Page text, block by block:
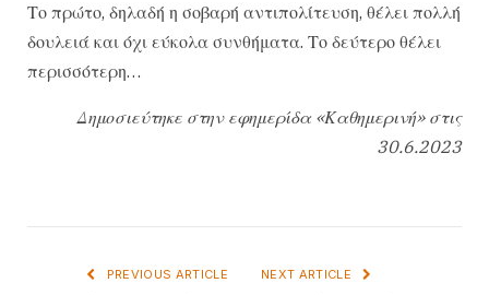
Το πρώτο, δηλαδή η σοβαρή αντιπολίτευση, θέλει πολλή
δουλειά και όχι εύκολα συνθήματα. Το δεύτερο θέλει
περισσότερη…
Δημοσιεύτηκε στην εφημερίδα «Καθημερινή» στις
30.6.2023
PREVIOUS ARTICLE NEXT ARTICLE